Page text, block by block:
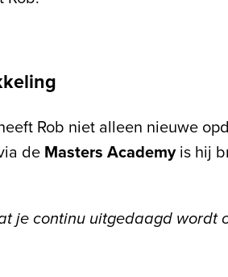
Rob niet alleen nieuwe
de Masters Academyis hij
je continu uitgedaagd